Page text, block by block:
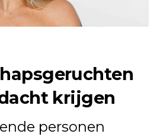
krijgen
personen